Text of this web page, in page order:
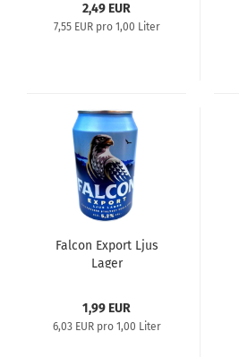
2,49 EUR
7,55 EUR pro 1,00 Liter
Falcon Export Ljus
Lager
1,99 EUR
6,03 EUR pro 1,00 Liter